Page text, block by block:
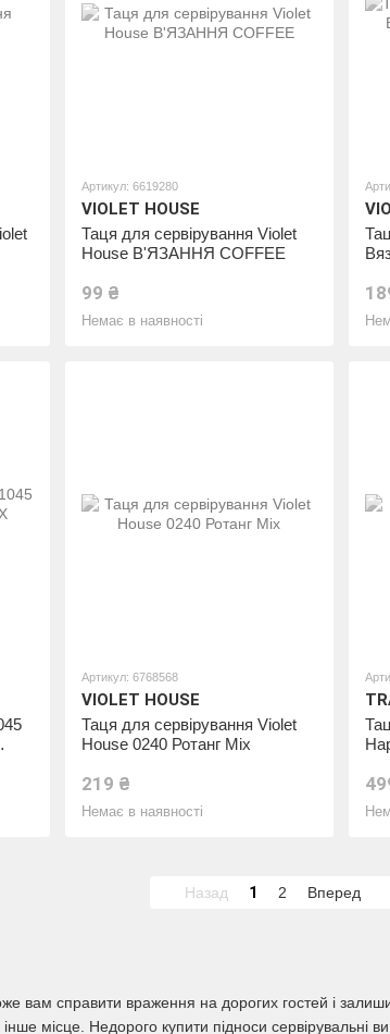
вам справити враження на дорогих гостей і
інше місце. Недорого купити підноси
Артикул: 6619280
VIOLET HOUSE
Таця для сервірування Violet
House В'ЯЗАННЯ COFFEE
99 ₴
Немає в наявності
Артикул: 6768568
VIOLET HOUSE
Таця для сервірування Violet
House 0240 Ротанг Mix
219 ₴
Немає в наявності
Назад 1 2 Вперед